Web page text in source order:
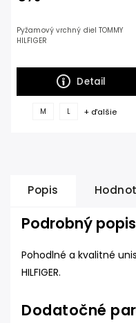
Detail
Pyžamový vrchný diel TOMMY
HILFIGER
M L + ďalšie
Popis
Podrobný popis
Pohodlné a kvalitné
HILFIGER.
Dodatočné